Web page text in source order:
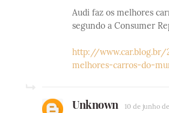
Audi faz os melhores
segundo a Consumer
http://
melhores-carros-do-
Unknown 10 de junho de